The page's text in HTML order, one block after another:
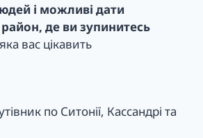
і можливі дати
де ви зупинитесь
вас цікавить
по Ситонії, Кассандрі та